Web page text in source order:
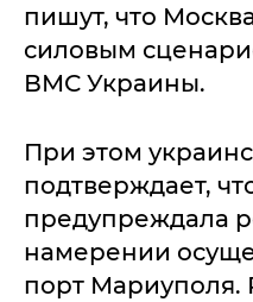
пишут, что
силовым
ВМС Украины.
При этом
подтверждает,
предупреждала
намерении
порт Мариуполя.